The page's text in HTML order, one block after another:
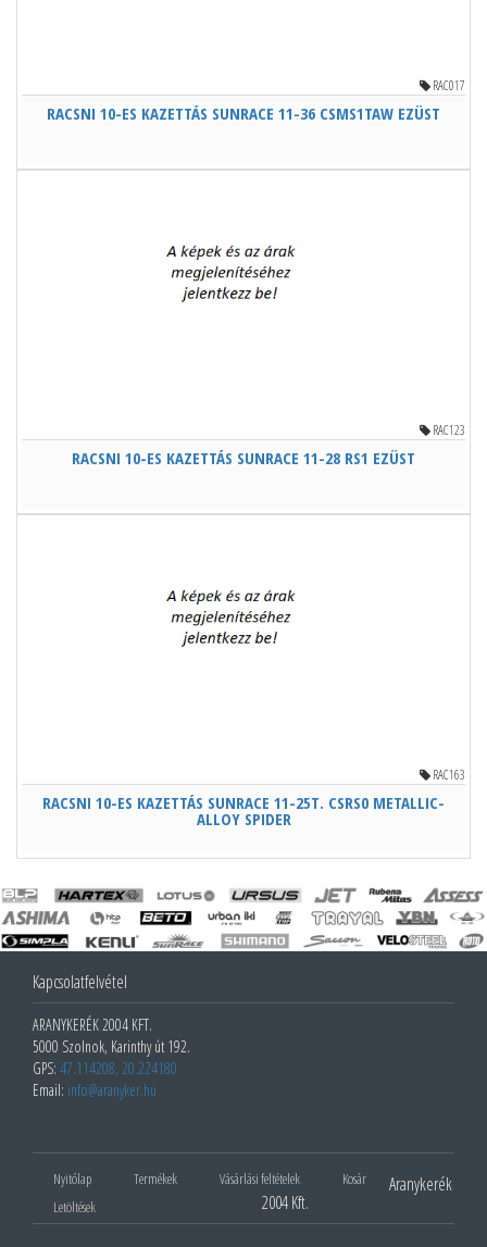
RAC017
RACSNI 10-ES KAZETTÁS SUNRACE 11-36 CSMS1TAW EZÜST
RAC123
RACSNI 10-ES KAZETTÁS SUNRACE 11-28 RS1 EZÜST
RAC163
RACSNI 10-ES KAZETTÁS SUNRACE 11-25T. CSRS0 METALLIC-
ALLOY SPIDER
Kapcsolatfelvétel
ARANYKERÉK 2004 KFT.
5000 Szolnok, Karinthy út 192.
GPS: 47.114208, 20.224180
Email: info@aranyker.hu
Nyitólap Termékek Vásárlási feltételek
Kosár
Letöltések
Aranykerék
2004 Kft.